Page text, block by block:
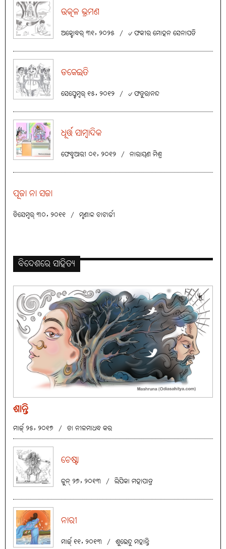
ଉତ୍କଳ ଭ୍ରମଣ
ଅକ୍ଟୋବର୍ ୩୧, ୨୦୨୫ / ୰ ଫକୀର ମୋହନ ସେନାପତି
ଡକେଇତି
ସେପ୍ଟେମ୍ବର୍ ୧୫, ୨୦୧୨ / ୰ ଫତୁରାନନ୍ଦ
ଧୂର୍ତ୍ତ ସାମ୍ବାଦିକ
ଫେବୃଆରୀ ୦୧, ୨୦୧୨ / ନାରାୟଣ ମିଶ୍ର
ପୂଜା ନା ସଜା
ଡିସେମ୍ବର୍ ୩୦, ୨୦୧୧ / ମୃଣାଳ ଚାଟାର୍ଜୀ
ବିଦେଶରେ ସାହିତ୍ୟ
ଶାନ୍ତି
ମାର୍ଚ୍ଚ୍ ୨୫, ୨୦୧୭ / ଡା ନୀଳମାଧବ କର
ଚେଷ୍ଟା
ଜୁନ୍ ୨୭, ୨୦୧୩ / ଲିପିକା ମହାପାତ୍ର
ନାରୀ
ମାର୍ଚ୍ଚ୍ ୧୧, ୨୦୧୩ / ଶୁଭେନ୍ଦୁ ମହାନ୍ତି